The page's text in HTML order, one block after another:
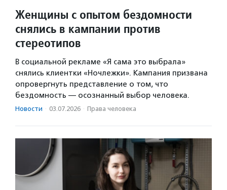
Женщины с опытом бездомности
снялись в кампании против
стереотипов
В социальной рекламе «Я сама это выбрала»
снялись клиентки «Ночлежки». Кампания призвана
опровергнуть представление о том, что
бездомность — осознанный выбор человека.
Новости · 03.07.2026 · Права человека